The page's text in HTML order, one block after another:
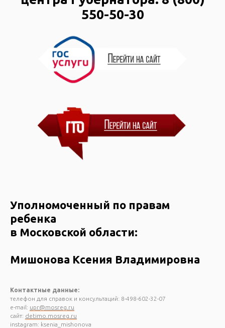
550-50-30
Уполномоченный по правам
ребенка
в Московской области:
Мишонова Ксения Владимировна
Контактные данные:
телефон для справок и консультаций: 8-498-602-32-07
e-mail: upr@mosreg.ru
сайт: detimo.mosreg.ru
instagram: ksenia_mishonova